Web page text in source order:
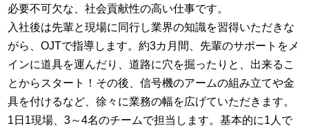
必要不可欠な、社会貢献性の高い仕事です。
入社後は先輩と現場に同行し業界の知識を習得いただきな
がら、OJTで指導します。約3カ月間、先輩のサポートをメ
インに道具を運んだり、道路に穴を掘ったりと、出来るこ
とからスタート！その後、信号機のアームの組み立てや金
具を付けるなど、徐々に業務の幅を広げていただきます。
1日 1現場、3～4名のチームで担当します。基本的に1 人で